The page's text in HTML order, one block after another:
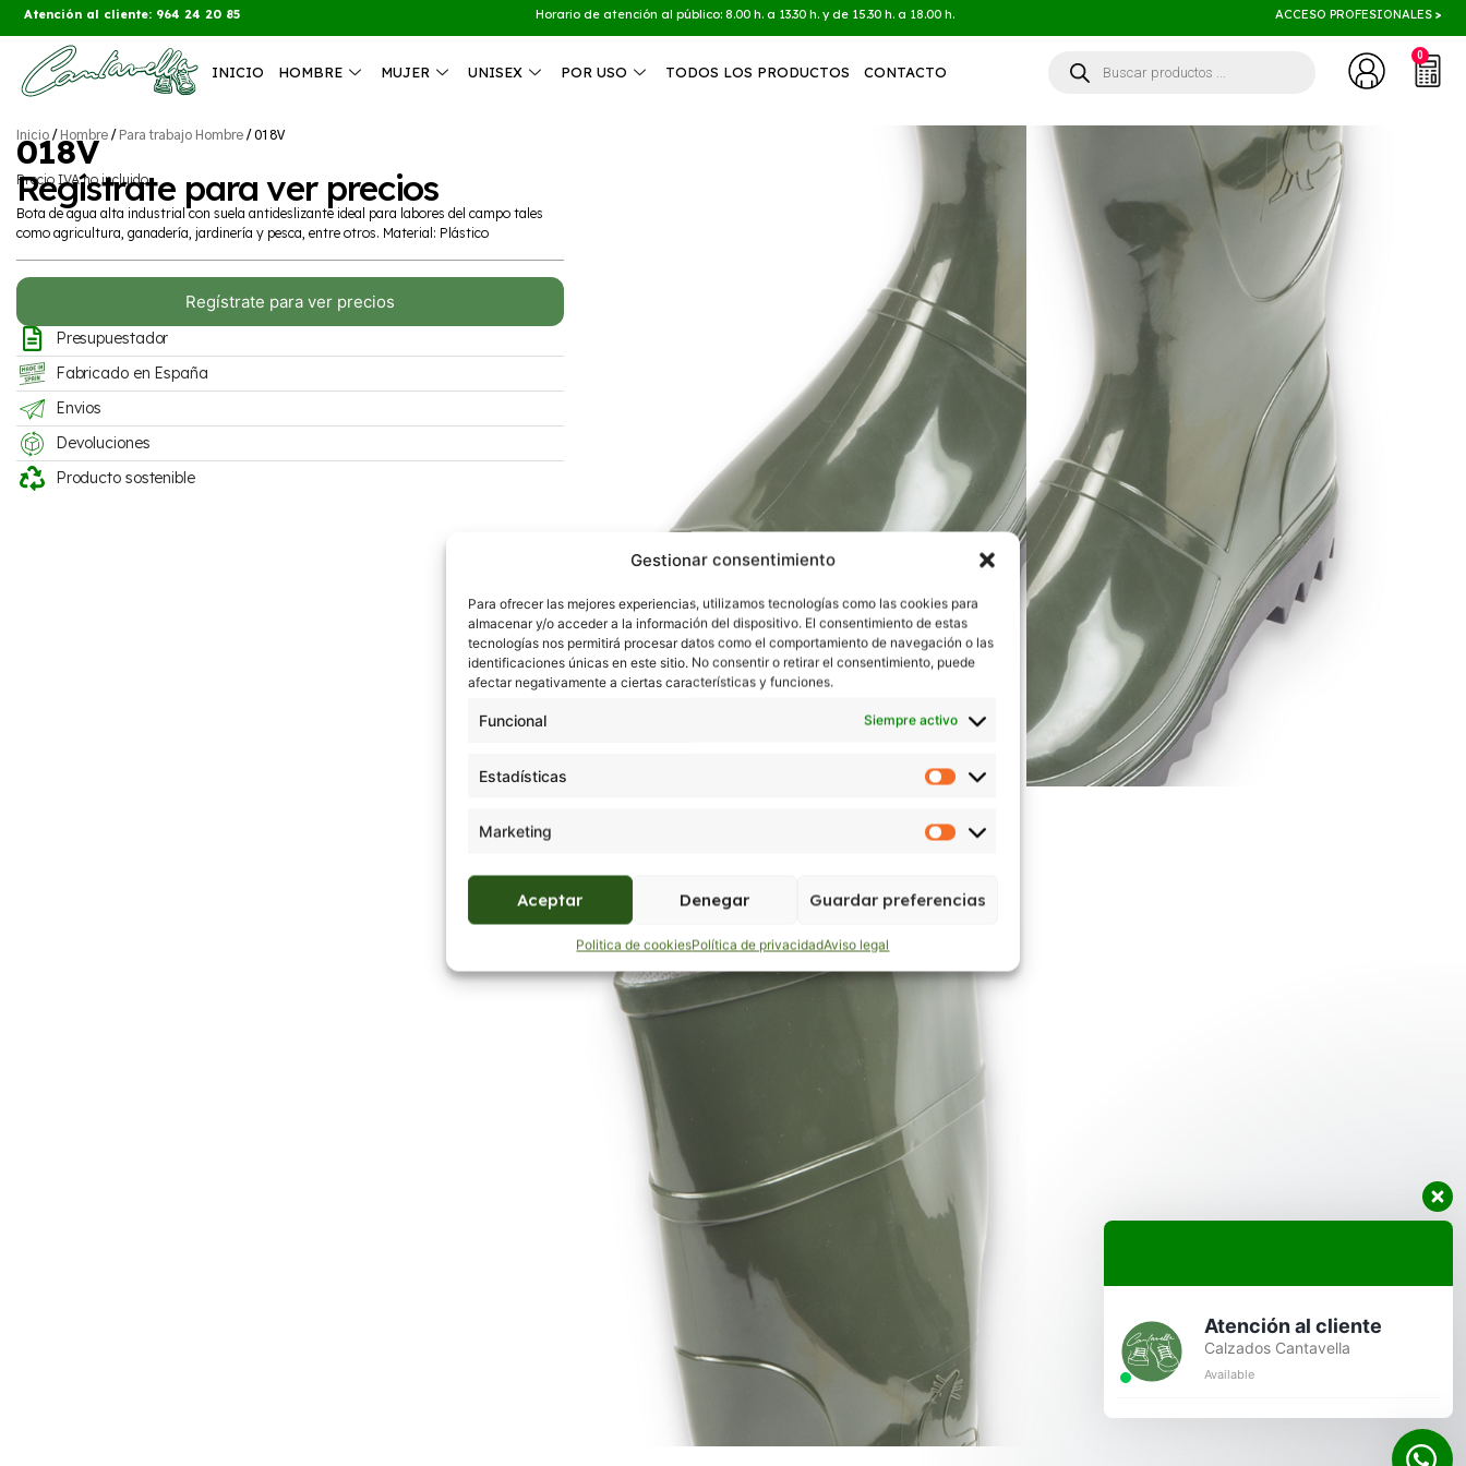
Gestionar consentimiento
Para ofrecer las mejores experiencias, utilizamos tecnologías como las cookies para
almacenar y/o acceder a la información del dispositivo. El consentimiento de estas
tecnologías nos permitirá procesar datos como el comportamiento de navegación o las
identificaciones únicas en este sitio. No consentir o retirar el consentimiento, puede
afectar negativamente a ciertas características y funciones.
Funcional Siempre activo
Estadísticas
Marketing
Aceptar Denegar Guardar preferencias
Politica de cookiesPolítica de privacidadAviso legal
Atención al cliente: 964 24 20 85 Horario de atención al público: 8.00 h. a 13.30 h. y de 15.30 h. a 18.00 h. ACCESO PROFESIONALES >
INICIO HOMBRE MUJER UNISEX POR USO TODOS LOS PRODUCTOS CONTACTO
0
Inicio / Hombre / Para trabajo Hombre / 018V
018V
Precio IVA no incluido
Regístrate para ver precios
Bota de agua alta industrial con suela antideslizante ideal para labores del campo tales
como agricultura, ganadería, jardinería y pesca, entre otros. Material: Plástico
Regístrate para ver precios
Presupuestador
Fabricado en España
Envios
Devoluciones
Producto sostenible
Atención al cliente
Calzados Cantavella
Available